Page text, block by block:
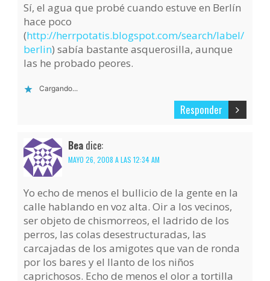
Sí, el agua que probé cuando estuve en Berlín
hace poco
(http://herrpotatis.blogspot.com/search/label/
berlin) sabía bastante asquerosilla, aunque
las he probado peores.
Cargando...
Responder
Bea dice:
MAYO 26, 2008 A LAS 12:34 AM
Yo echo de menos el bullicio de la gente en la
calle hablando en voz alta. Oir a los vecinos,
ser objeto de chismorreos, el ladrido de los
perros, las colas desestructuradas, las
carcajadas de los amigotes que van de ronda
por los bares y el llanto de los niños
caprichosos. Echo de menos el olor a tortilla